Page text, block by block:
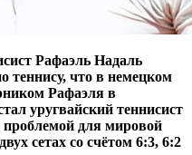
Рафаэль Надаль
теннису, что в немецком
Рафаэля в
уругвайский теннисист
для мировой
сетах со счётом 6:3, 6:2